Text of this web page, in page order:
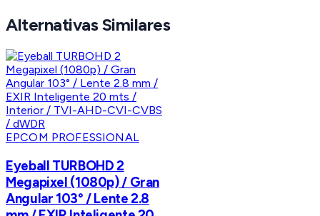
Alternativas Similares
EPCOM PROFESSIONAL
Eyeball TURBOHD 2
Megapixel (1080p) / Gran
Angular 103° / Lente 2.8